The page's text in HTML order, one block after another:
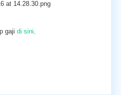
gaji di sini